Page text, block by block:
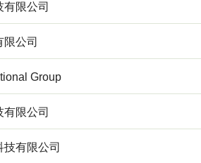
限公司
公司
Group
限公司
有限公司